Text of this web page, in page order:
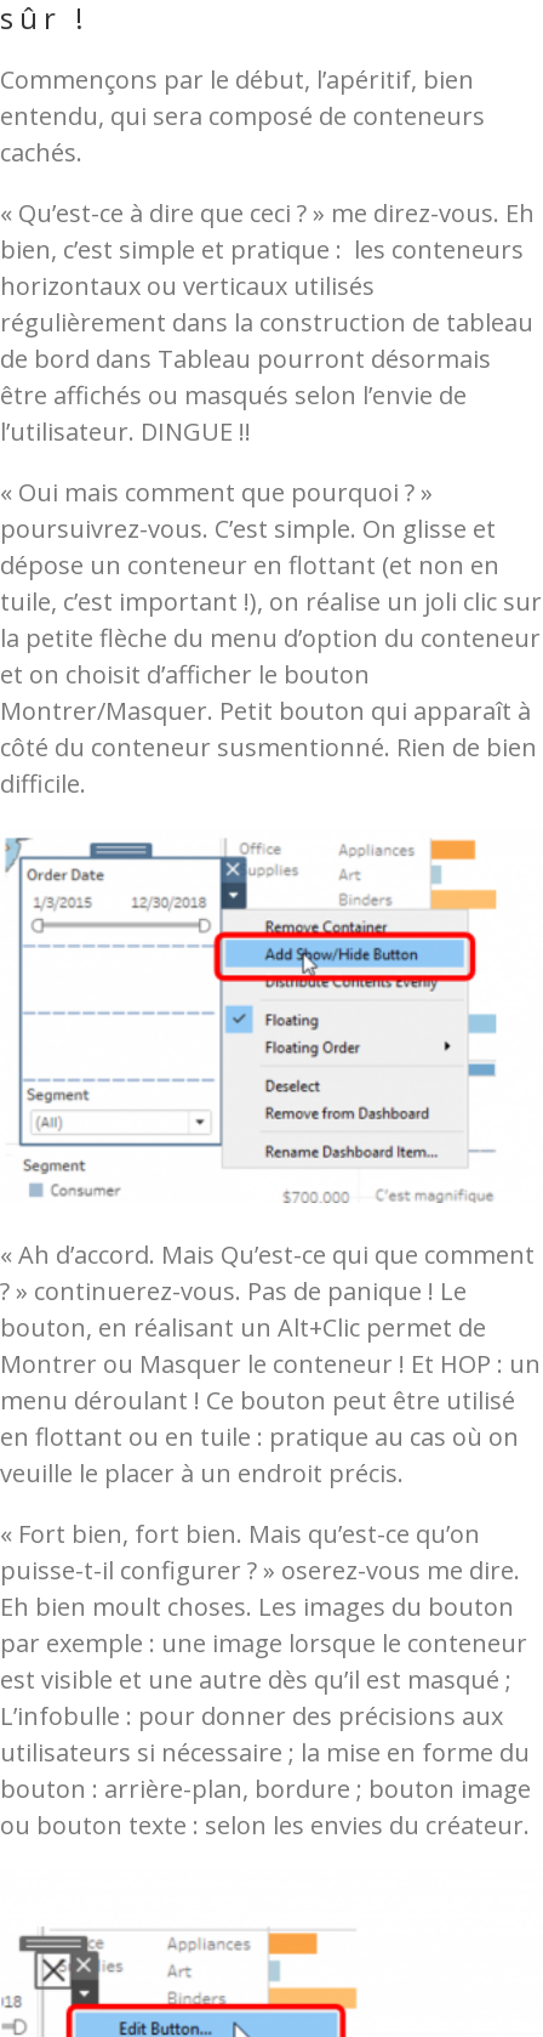
sûr !
Commençons par le début, l’apéritif, bien
entendu, qui sera composé de conteneurs
cachés.
« Qu’est-ce à dire que ceci ? » me direz-vous. Eh
bien, c’est simple et pratique : les conteneurs
horizontaux ou verticaux utilisés
régulièrement dans la construction de tableau
de bord dans Tableau pourront désormais
être affichés ou masqués selon l’envie de
l’utilisateur. DINGUE !!
« Oui mais comment que pourquoi ? »
poursuivrez-vous. C’est simple. On glisse et
dépose un conteneur en flottant (et non en
tuile, c’est important !), on réalise un joli clic sur
la petite flèche du menu d’option du conteneur
et on choisit d’afficher le bouton
Montrer/Masquer. Petit bouton qui apparaît à
côté du conteneur susmentionné. Rien de bien
difficile.
« Ah d’accord. Mais Qu’est-ce qui que comment
? » continuerez-vous. Pas de panique ! Le
bouton, en réalisant un Alt+Clic permet de
Montrer ou Masquer le conteneur ! Et HOP : un
menu déroulant ! Ce bouton peut être utilisé
en flottant ou en tuile : pratique au cas où on
veuille le placer à un endroit précis.
« Fort bien, fort bien. Mais qu’est-ce qu’on
puisse-t-il configurer ? » oserez-vous me dire.
Eh bien moult choses. Les images du bouton
par exemple : une image lorsque le conteneur
est visible et une autre dès qu’il est masqué ;
L’infobulle : pour donner des précisions aux
utilisateurs si nécessaire ; la mise en forme du
bouton : arrière-plan, bordure ; bouton image
ou bouton texte : selon les envies du créateur.